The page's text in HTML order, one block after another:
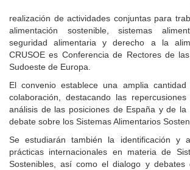
realización de actividades conjuntas para
alimentación sostenible, sistemas
seguridad alimentaria y derecho a la
CRUSOE es Conferencia de Rectores de
Sudoeste de Europa.
El convenio establece una amplia
colaboración, destacando las
análisis de las posiciones de España y de la
debate sobre los Sistemas Alimentarios
Se estudiarán también la identificación y
prácticas internacionales en materia de
Sostenibles, así como el dialogo y debates